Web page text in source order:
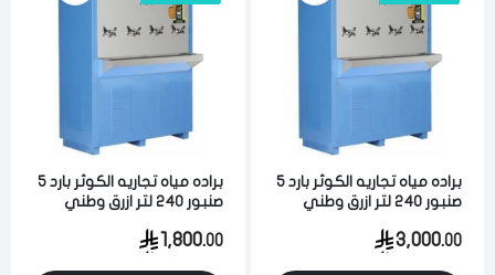
براده مياه تجاريه الكوثر بارد 5
صنبور 240 لتر ازرق وطني
3,000.00
براده مياه تجاريه الكوثر بارد 5
صنبور 240 لتر ازرق وطني
1,800.00